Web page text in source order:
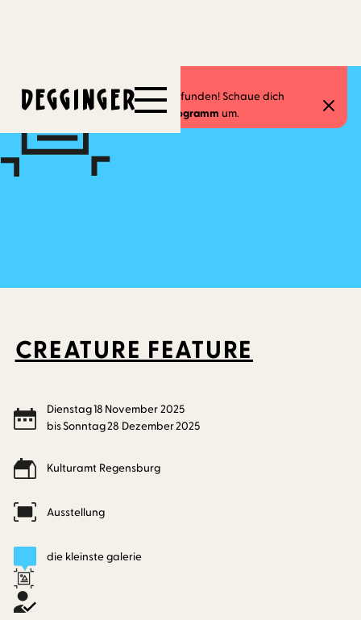
Dieses Event hat schon stattgefunden! Schaue dich
gerne in unseremaktuellen Programm um.
18.11.2025 -28.12.2025
CREATURE FEATURE
Dienstag18 November2025
bisSonntag28 Dezember2025
Kulturamt Regensburg
Ausstellung
die kleinste galerie